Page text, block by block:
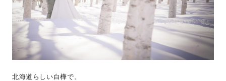
北海道らしい白樺で。